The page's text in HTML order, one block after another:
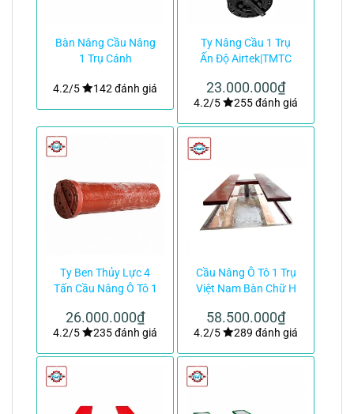
Bàn Nâng Cầu Nâng
1 Trụ Cánh
4.2/5
142 đánh giá
Ty Nâng Cầu 1 Trụ
Ấn Độ Airtek|TMTC
23.000.000₫
4.2/5 255 đánh giá
Ty Ben Thủy Lực 4
Tấn Cầu Nâng Ô Tô 1
26.000.000₫
4.2/5 235 đánh giá
Cầu Nâng Ô Tô 1 Trụ
Việt Nam Bàn Chữ H
58.500.000₫
4.2/5 289 đánh giá